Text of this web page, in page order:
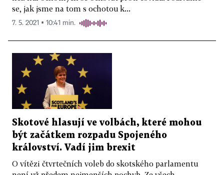
se, jak jsme na tom s ochotou k...
7. 5. 2021 ▪ 10:41 min.
Skotové hlasují ve volbách, které mohou
být začátkem rozpadu Spojeného
království. Vadí jim brexit
O vítězi čtvrtečních voleb do skotského parlamentu